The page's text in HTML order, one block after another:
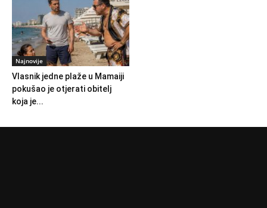
Najnovije
Vlasnik jedne plaže u Mamaiji
pokušao je otjerati obitelj
koja je...